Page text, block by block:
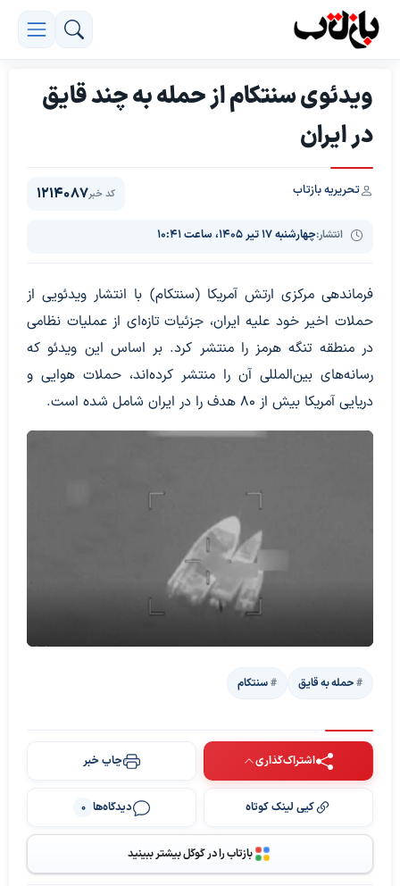
ویدئوی سنتکام از حمله به چند قایق
در ایران
تحریریه بازتاب
انتشار:چهارشنبه ۱۷ تیر ۱۴۰۵، ساعت ۱۰:۴۱
کد خبر1214087
فرماندهی مرکزی ارتش آمریکا (سنتکام) با انتشار ویدئویی از
حملات اخیر خود علیه ایران، جزئیات تازه‌ای از عملیات نظامی
در منطقه تنگه هرمز را منتشر کرد. بر اساس این ویدئو که
رسانه‌های بین‌المللی آن را منتشر کرده‌اند، حملات هوایی و
دریایی آمریکا بیش از ۸۰ هدف را در ایران شامل شده است.
حمله به قایق سنتکام
اشتراک‌گذاری چاپ خبر
کپی لینک کوتاه دیدگاه‌ها 0
بازتاب را در گوگل بیشتر ببینید